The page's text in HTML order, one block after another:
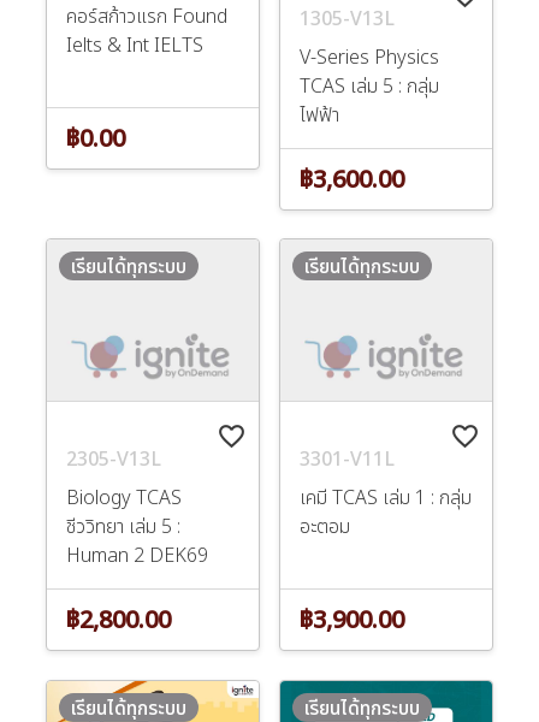
คอร์สก้าวแรก Found
Ielts & Int IELTS
฿0.00
1305-V13L
V-Series Physics
TCAS เล่ม 5 : กลุ่ม
ไฟฟ้า
฿3,600.00
favorite_border
2305-V13L
Biology TCAS
ชีววิทยา เล่ม 5 :
Human 2 DEK69
เรียนได้ทุกระบบ
฿2,800.00
favorite_border
3301-V11L
เคมี TCAS เล่ม 1 : กลุ่ม
อะตอม
เรียนได้ทุกระบบ
฿3,900.00
เรียนได้ทุกระบบ เรียนได้ทุกระบบ